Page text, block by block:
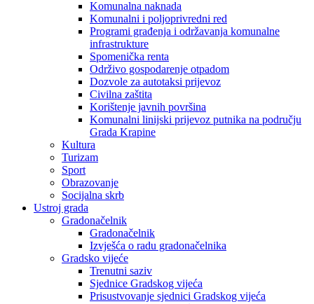
Komunalna naknada
Komunalni i poljoprivredni red
Programi građenja i održavanja komunalne
infrastrukture
Spomenička renta
Održivo gospodarenje otpadom
Dozvole za autotaksi prijevoz
Civilna zaštita
Korištenje javnih površina
Komunalni linijski prijevoz putnika na području
Grada Krapine
Kultura
Turizam
Sport
Obrazovanje
Socijalna skrb
Ustroj grada
Gradonačelnik
Gradonačelnik
Izvješća o radu gradonačelnika
Gradsko vijeće
Trenutni saziv
Sjednice Gradskog vijeća
Prisustvovanje sjednici Gradskog vijeća